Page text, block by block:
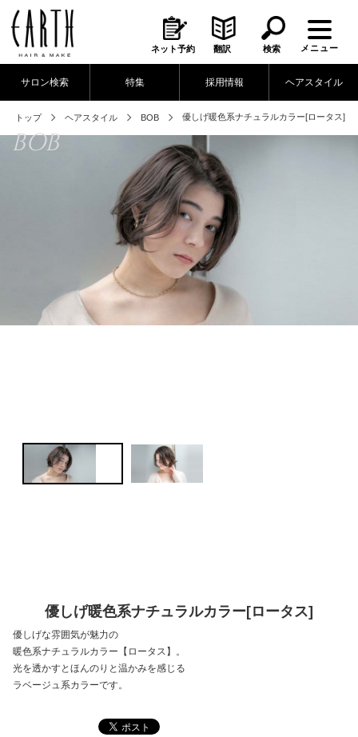
ネット予約 翻訳 検索 メニュー
サロン検索 特集 採用情報 ヘアスタイル
トップ ヘアスタイル BOB 優しげ暖色系ナチュラルカラー[ロータス]
BOB
優しげ暖色系ナチュラルカラー[ロータス]
優しげな雰囲気が魅力の
暖色系ナチュラルカラー【ロータス】。
光を透かすとほんのりと温かみを感じる
ラベージュ系カラーです。